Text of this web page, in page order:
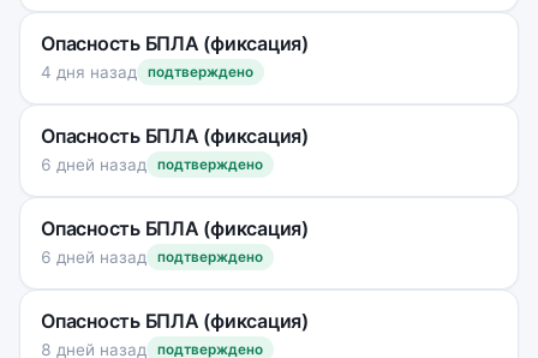
Опасность БПЛА (фиксация)
4 дня назад подтверждено
Опасность БПЛА (фиксация)
6 дней назад подтверждено
Опасность БПЛА (фиксация)
6 дней назад подтверждено
Опасность БПЛА (фиксация)
8 дней назад подтверждено